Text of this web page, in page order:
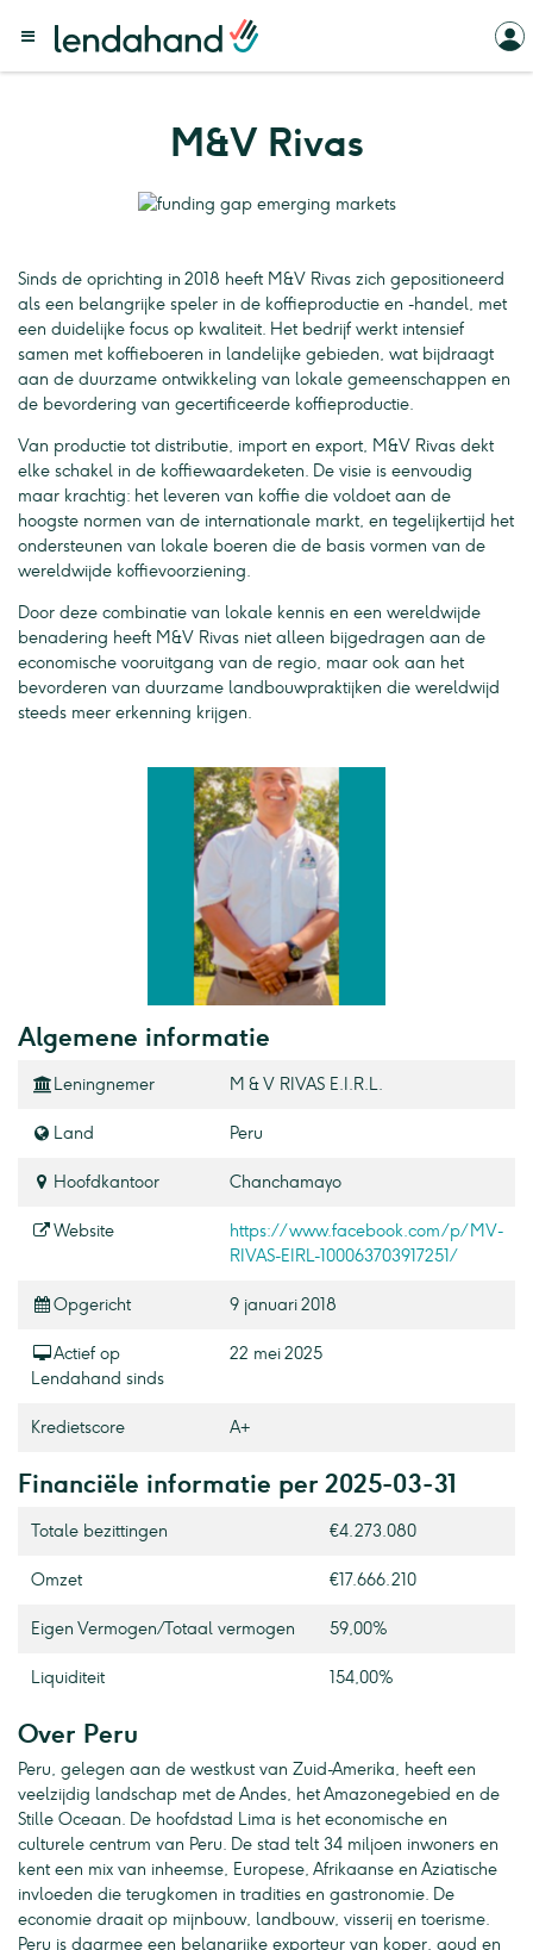
M&V Rivas
Sinds de oprichting in 2018 heeft M&V Rivas zich gepositioneerd
als een belangrijke speler in de koffieproductie en -handel, met
een duidelijke focus op kwaliteit. Het bedrijf werkt intensief
samen met koffieboeren in landelijke gebieden, wat bijdraagt
aan de duurzame ontwikkeling van lokale gemeenschappen en
de bevordering van gecertificeerde koffieproductie.
Van productie tot distributie, import en export, M&V Rivas dekt
elke schakel in de koffiewaardeketen. De visie is eenvoudig
maar krachtig: het leveren van koffie die voldoet aan de
hoogste normen van de internationale markt, en tegelijkertijd het
ondersteunen van lokale boeren die de basis vormen van de
wereldwijde koffievoorziening.
Door deze combinatie van lokale kennis en een wereldwijde
benadering heeft M&V Rivas niet alleen bijgedragen aan de
economische vooruitgang van de regio, maar ook aan het
bevorderen van duurzame landbouwpraktijken die wereldwijd
steeds meer erkenning krijgen.
Algemene informatie
Leningnemer M & V RIVAS E.I.R.L.
Land Peru
Hoofdkantoor Chanchamayo
Website
https://www.facebook.com/p/MV-
RIVAS-EIRL-100063703917251/
Opgericht 9 januari 2018
Actief op
Lendahand sinds
22 mei 2025
Kredietscore A+
Financiële informatie per 2025-03-31
Totale bezittingen €4.273.080
Omzet €17.666.210
Eigen Vermogen / Totaal vermogen 59,00%
Liquiditeit 154,00%
Over Peru
Peru, gelegen aan de westkust van Zuid-Amerika, heeft een
veelzijdig landschap met de Andes, het Amazonegebied en de
Stille Oceaan. De hoofdstad Lima is het economische en
culturele centrum van Peru. De stad telt 34 miljoen inwoners en
kent een mix van inheemse, Europese, Afrikaanse en Aziatische
invloeden die terugkomen in tradities en gastronomie. De
economie draait op mijnbouw, landbouw, visserij en toerisme.
Peru is daarmee een belangrijke exporteur van koper, goud en